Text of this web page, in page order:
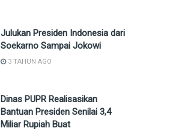
Julukan Presiden Indonesia dari
Soekarno Sampai Jokowi
3 TAHUN AGO
Dinas PUPR Realisasikan
Bantuan Presiden Senilai 3,4
Miliar Rupiah Buat